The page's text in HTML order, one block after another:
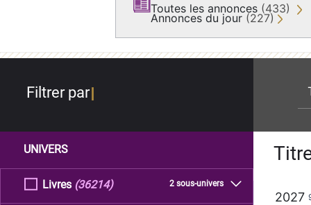
Toutes les annonces (433)
Annonces du jour (227)
Filtrer par
UNIVERS
Livres 2 sous-univers
(36214)
2027